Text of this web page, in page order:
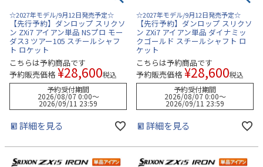
☆2027年モデル/9月12日発売予定☆
【先行予約】ダンロップ スリクソ
ン ZXi7 アイアン単品 NSプロ モー
ダス3 ツアー105 スチールシャフ
ト ロケット
こちらは予約商品です
予約販売価格 ¥28,600税込
予約受付期間
2026/08/07 0:00〜
2026/09/11 23:59
詳細を見る
☆2027年モデル/9月12日発売予定☆
【先行予約】ダンロップ スリクソ
ン ZXi7 アイアン単品 ダイナミッ
クゴールド スチールシャフト ロ
ケット
こちらは予約商品です
予約販売価格 ¥28,600税込
予約受付期間
2026/08/07 0:00〜
2026/09/11 23:59
詳細を見る